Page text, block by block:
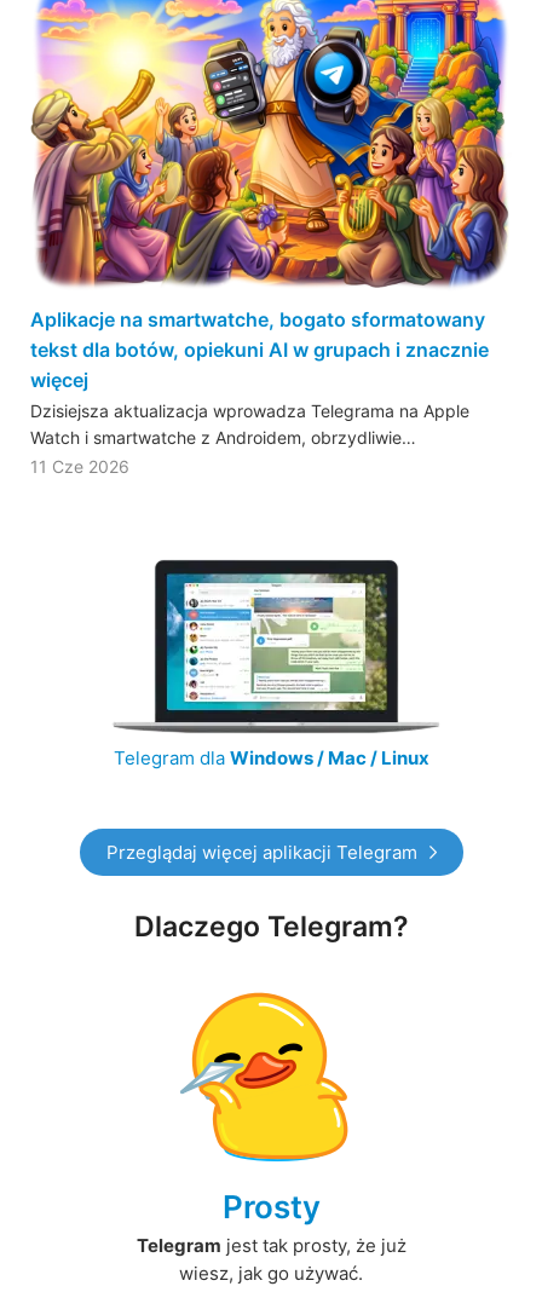
Aplikacje na smartwatche, bogato sformatowany
tekst dla botów, opiekuni AI w grupach i znacznie
więcej
Dzisiejsza aktualizacja wprowadza Telegrama na Apple
Watch i smartwatche z Androidem, obrzydliwie…
11 Cze 2026
Telegram dla Windows / Mac / Linux
Przeglądaj więcej aplikacji Telegram
Dlaczego Telegram?
Prosty
Telegram jest tak prosty, że już
wiesz, jak go używać.